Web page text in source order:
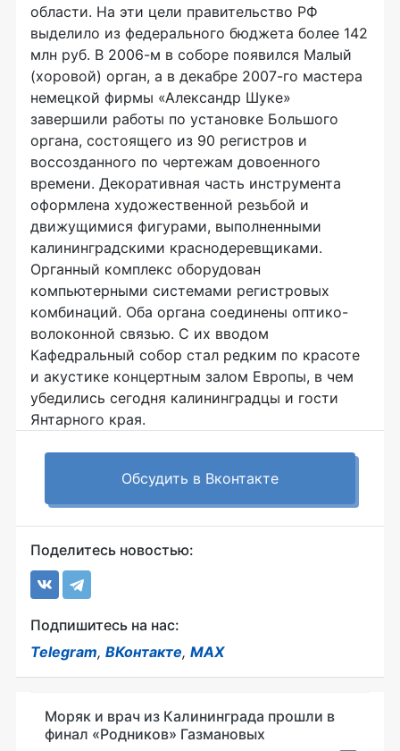
области. На эти цели правительство РФ
выделило из федерального бюджета более 142
млн руб. В 2006-м в соборе появился Малый
(хоровой) орган, а в декабре 2007-го мастера
немецкой фирмы «Александр Шуке»
завершили работы по установке Большого
органа, состоящего из 90 регистров и
воссозданного по чертежам довоенного
времени. Декоративная часть инструмента
оформлена художественной резьбой и
движущимися фигурами, выполненными
калининградскими краснодеревщиками.
Органный комплекс оборудован
компьютерными системами регистровых
комбинаций. Оба органа соединены оптико-
волоконной связью. С их вводом
Кафедральный собор стал редким по красоте
и акустике концертным залом Европы, в чем
убедились сегодня калининградцы и гости
Янтарного края.
Обсудить в Вконтакте
Поделитесь новостью:
Подпишитесь на нас:
Telegram, ВКонтакте, MAX
Моряк и врач из Калининграда прошли в
финал «Родников» Газмановых